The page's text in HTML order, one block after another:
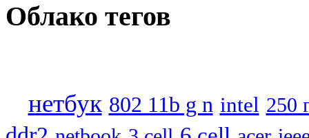
Облако тегов
нетбук 802 11b g n intel 250